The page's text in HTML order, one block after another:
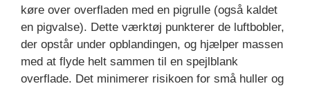
køre over overfladen med en pigrulle (også kaldet
en pigvalse). Dette værktøj punkterer de luftbobler,
der opstår under opblandingen, og hjælper massen
med at flyde helt sammen til en spejlblank
overflade. Det minimerer risikoen for små huller og